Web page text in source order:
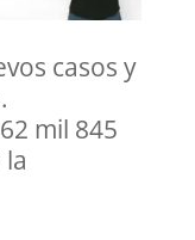
casos y
mil 845